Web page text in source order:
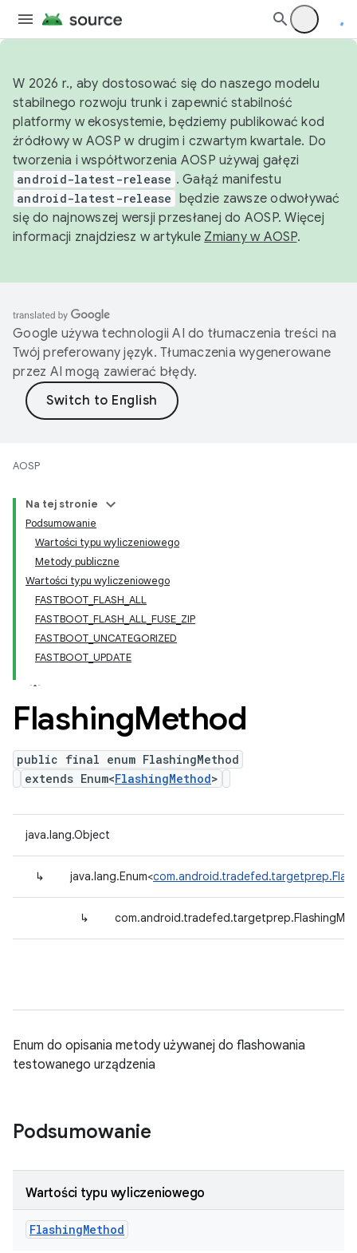
W 2026 r., aby dostosować się do naszego modelu
stabilnego rozwoju trunk i zapewnić stabilność
platformy w ekosystemie, będziemy publikować kod
źródłowy w AOSP w drugim i czwartym kwartale. Do
tworzenia i współtworzenia AOSP używaj gałęzi
android-latest-release . Gałąź manifestu
android-latest-release będzie zawsze odwoływać
się do najnowszej wersji przesłanej do AOSP. Więcej
informacji znajdziesz w artykule Zmiany w AOSP.
Google używa technologii AI do tłumaczenia treści na
Twój preferowany język. Tłumaczenia wygenerowane
przez AI mogą zawierać błędy.
AOSP
Na tej stronie
Podsumowanie
Wartości typu wyliczeniowego
Metody publiczne
Wartości typu wyliczeniowego
FASTBOOT_FLASH_ALL
FASTBOOT_FLASH_ALL_FUSE_ZIP
FASTBOOT_UNCATEGORIZED
FASTBOOT_UPDATE
FlashingMethod
public final enum FlashingMethod
extends Enum<FlashingMethod>
java.lang.Object
↳ java.lang.Enum<
↳
Enum do opisania metody używanej do flashowania
testowanego urządzenia
Podsumowanie
Wartości typu wyliczeniowego
FlashingMethod